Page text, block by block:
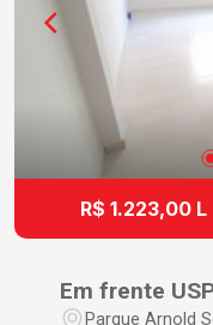
R$ 1.223,00 L
Em frente
Parque Arnold